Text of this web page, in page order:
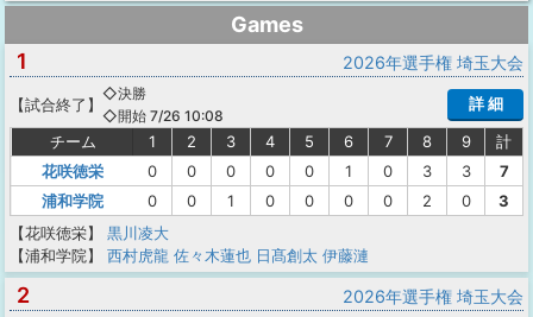
Games
1
2026年選手権 埼玉大会
【試合終了 】
◇決勝
◇開始 7/26 10:08
詳 細
チーム 1 2 3 4 5 6 7 8 9
計
花咲徳栄
0 0 0 0 0 1 0 3 3
7
浦和学院
0 0 1 0 0 0 0 2 0
3
【花咲徳栄】
黒川凌大
【浦和学院】
西村虎龍 佐々木蓮也 日髙創太 伊藤漣
2 2026年選手権 埼玉大会